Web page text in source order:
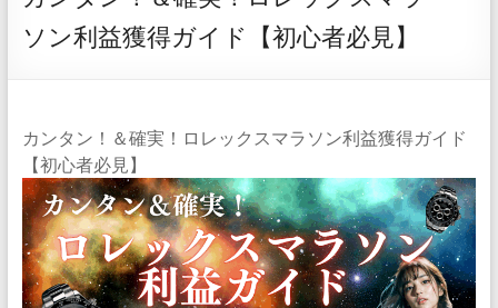
ソン利益獲得ガイド【初心者必見】
カンタン！＆確実！ロレックスマラソン利益獲得ガイド
【初心者必見】